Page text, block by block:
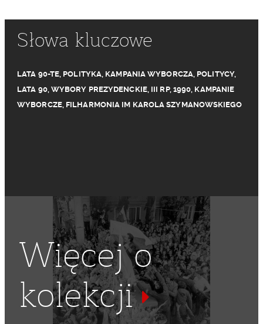
Słowa kluczowe
LATA 90-TE, POLITYKA, KAMPANIA WYBORCZA, POLITYCY,
LATA 90, WYBORY PREZYDENCKIE, III RP, 1990, KAMPANIE
WYBORCZE, FILHARMONIA IM KAROLA SZYMANOWSKIEGO
Więcej o
kolekcji